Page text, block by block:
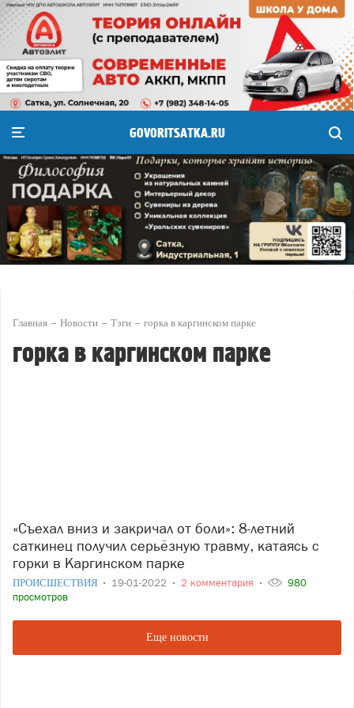
GOVORITSATKA.RU
Главная Новости Тэги горка в каргинском парке
горка в каргинском парке
«Съехал вниз и закричал от боли»: 8-летний
саткинец получил серьёзную травму, катаясь с
горки в Каргинском парке
ПРОИСШЕСТВИЯ 19-01-2022 2 комментария
980
просмотров
Еще новости